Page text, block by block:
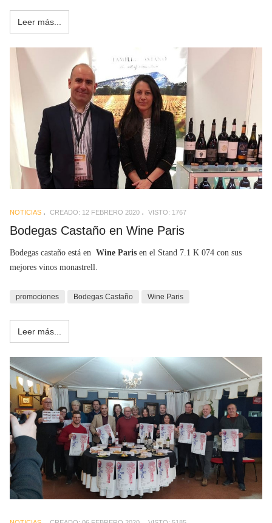
Leer más...
NOTICIAS CREADO: 12 FEBRERO 2020 VISTO: 1767
Bodegas Castaño en Wine Paris
Bodegas castaño está en Wine Paris en el Stand 7.1 K 074 con sus
mejores vinos monastrell.
promociones Bodegas Castaño Wine Paris
Leer más...